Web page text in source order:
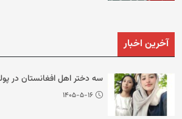
آخرین اخبار
سه دختر اهل افغانستان در
۱۴۰۵-۵-۱۶